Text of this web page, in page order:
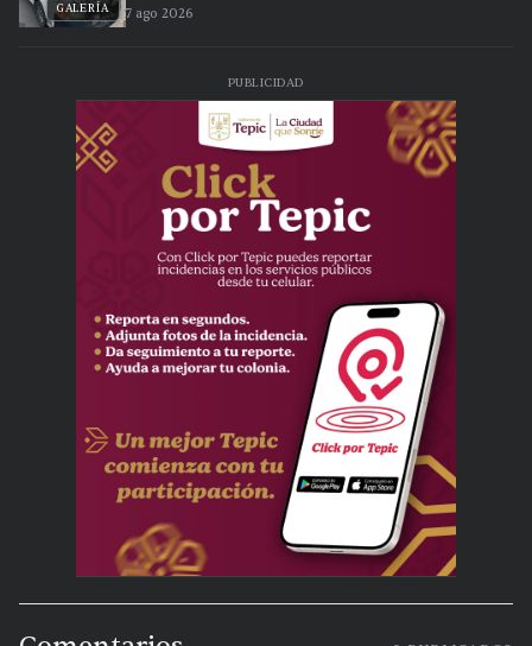
GALERÍA 7 ago 2026
PUBLICIDAD